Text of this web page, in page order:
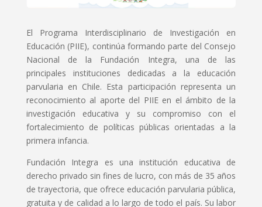
El Programa Interdisciplinario de Investigación en
Educación (PIIE), continúa formando parte del Consejo
Nacional de la Fundación Integra, una de las
principales instituciones dedicadas a la educación
parvularia en Chile. Esta participación representa un
reconocimiento al aporte del PIIE en el ámbito de la
investigación educativa y su compromiso con el
fortalecimiento de políticas públicas orientadas a la
primera infancia.
Fundación Integra es una institución educativa de
derecho privado sin fines de lucro, con más de 35 años
de trayectoria, que ofrece educación parvularia pública,
gratuita y de calidad a lo largo de todo el país. Su labor